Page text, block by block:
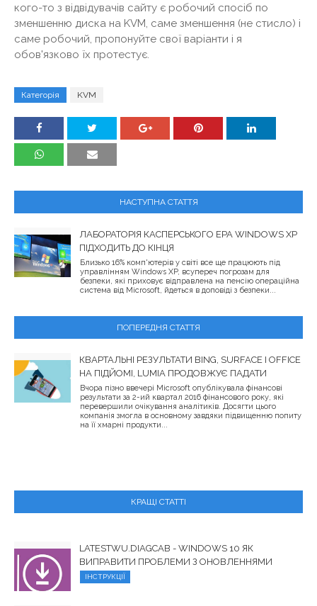
кого-то з відвідувачів сайту є робочий спосіб по
зменшенню диска на KVM, саме зменшення (не стисло) і
саме робочий, пропонуйте свої варіанти і я
обов'язково їх протестує.
Категорія KVM
НАСТУПНА СТАТТЯ
ЛАБОРАТОРІЯ КАСПЕРСЬКОГО ЕРА WINDOWS XP
ПІДХОДИТЬ ДО КІНЦЯ
Близько 16% комп'ютерів у світі все ще працюють під
управлінням Windows XP, всупереч погрозам для
безпеки, які приховує відправлена ​​на пенсію операційна
система від Microsoft, йдеться в доповіді з безпеки...
ПОПЕРЕДНЯ СТАТТЯ
КВАРТАЛЬНІ РЕЗУЛЬТАТИ BING, SURFACE І OFFICE
НА ПІДЙОМІ, LUMIA ПРОДОВЖУЄ ПАДАТИ
Вчора пізно ввечері Microsoft опублікувала фінансові
результати за 2-ий квартал 2016 фінансового року, які
перевершили очікування аналітиків. Досягти цього
компанія змогла в основному завдяки підвищенню попиту
на її хмарні продукти...
КРАЩІ СТАТТІ
LATESTWU.DIAGCAB - WINDOWS 10 ЯК
ВИПРАВИТИ ПРОБЛЕМИ З ОНОВЛЕННЯМИ
ІНСТРУКЦІЇ